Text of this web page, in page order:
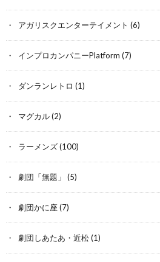
アガリスクエンターテイメント (6)
インプロカンパニーPlatform (7)
ダンランレトロ (1)
マグカル(2)
ラーメンズ(100)
劇団「無題」 (5)
劇団かに座(7)
劇団しあたあ・近松(1)